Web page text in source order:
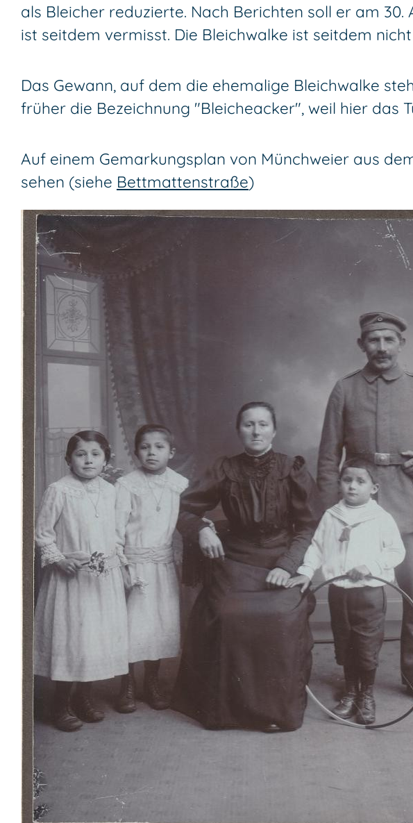
als Bleicher reduzierte. Nach Berichten soll er am
ist seitdem vermisst. Die Bleichwalke ist seitdem
Das Gewann, auf dem die ehemalige Bleichwalke
früher die Bezeichnung "Bleicheacker", weil hier das
Auf einem Gemarkungsplan von Münchweier aus
sehen (siehe Bettmattenstraße)